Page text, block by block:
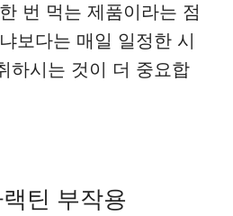
번 먹는 제품이라는 점
보다는 매일 일정한 시
하시는 것이 더 중요합
틴 부작용